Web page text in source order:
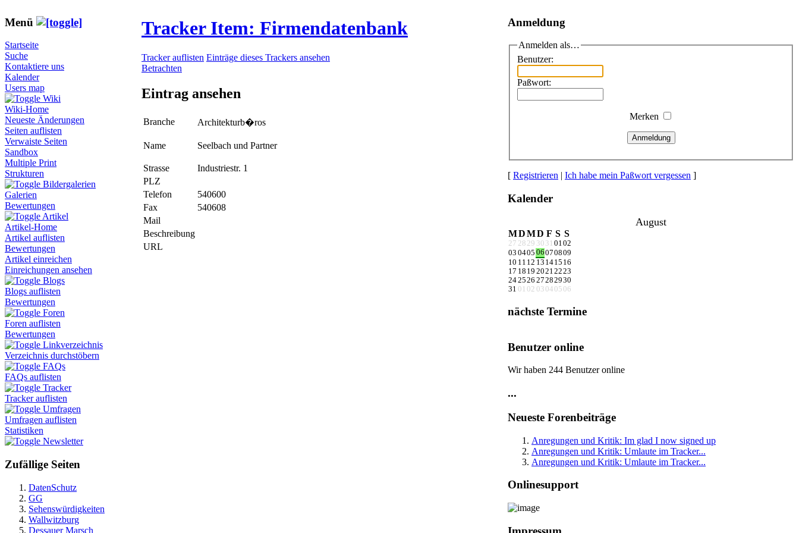
Menü
Startseite
Suche
Kontaktiere uns
Kalender
Users map
Wiki
Wiki-Home
Neueste Änderungen
Seiten auflisten
Verwaiste Seiten
Sandbox
Multiple Print
Strukturen
Bildergalerien
Galerien
Bewertungen
Artikel
Artikel-Home
Artikel auflisten
Bewertungen
Artikel einreichen
Einreichungen ansehen
Blogs
Blogs auflisten
Bewertungen
Foren
Foren auflisten
Bewertungen
Linkverzeichnis
Verzeichnis durchstöbern
FAQs
FAQs auflisten
Tracker
Tracker auflisten
Umfragen
Umfragen auflisten
Statistiken
Newsletter
Zufällige Seiten
DatenSchutz
GG
Sehenswürdigkeiten
Wallwitzburg
Dessauer Marsch
Tracker Item: Firmendatenbank
Tracker auflisten Einträge dieses Trackers ansehen
Betrachten
Eintrag ansehen
Branche Architekturb�ros
Name Seelbach und Partner
Strasse
Industriestr. 1
PLZ
Telefon
540600
Fax
540608
Mail
Beschreibung
URL
Anmeldung
Anmelden als…
Benutzer:
Paßwort:
Merken
Anmeldung
[ Registrieren | Ich habe mein Paßwort vergessen ]
Kalender
August
MDMD F S S
27 28 29 30 31 0102
03 0405 06070809
10 11 12 13 1415 16
17 18 19 20212223
242526 27282930
31 01 02 03 04 05 06
nächste Termine
Benutzer online
Wir haben 244 Benutzer online
...
Neueste Forenbeiträge
Anregungen und Kritik: Im glad I now signed up
Anregungen und Kritik: Umlaute im Tracker...
Anregungen und Kritik: Umlaute im Tracker...
Onlinesupport